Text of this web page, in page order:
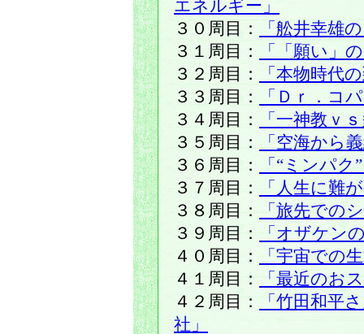
エネルギー」
３０周目：
「舩井幸雄
３１周目：
「「願い」
３２周目：
「本物時代
３３周目：
「Ｄｒ．コ
３４周目：
「一神教ｖ
３５周目：
「空海から
３６周目：
「“ミンパ
３７周目：
「人生に難
３８周目：
「旅先での
３９周目：
「オザケン
４０周目：
「宇宙での
４１周目：
「最近のお
４２周目：
「竹田和平
社」